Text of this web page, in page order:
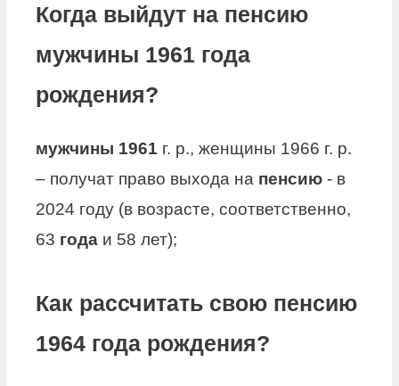
Когда выйдут на пенсию
мужчины 1961 года
рождения?
мужчины 1961 г. р., женщины 1966 г. р.
– получат право выхода на пенсию - в
2024 году (в возрасте, соответственно,
63 года и 58 лет);
Как рассчитать свою пенсию
1964 года рождения?